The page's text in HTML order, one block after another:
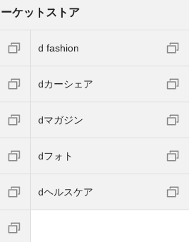
ケットストア
d fashion
dカーシェア
dマガジン
dフォト
dヘルスケア